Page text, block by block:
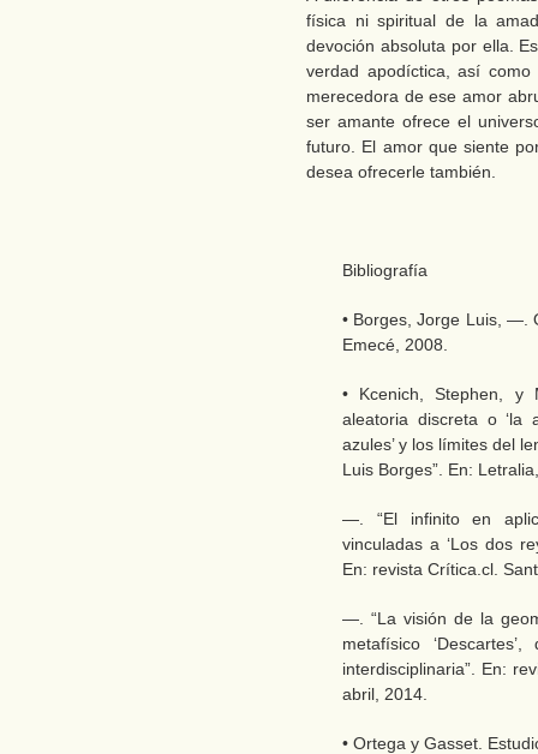
física ni spiritual de la
devoción absoluta por ella.
verdad apodíctica, así
merecedora de ese amor
ser amante ofrece el
futuro. El amor que siente
desea ofrecerle también.
Bibliografía
• Borges, Jorge Luis, —.
Emecé, 2008.
• Kcenich, Stephen, y
aleatoria discreta o ‘la
azules’ y los límites del
Luis Borges”. En:
—. “El infinito en
vinculadas a ‘Los dos
En: revista Crítica.cl.
—. “La visión de la
metafísico
interdisciplinaria”. En:
abril, 2014.
• Ortega y Gasset.